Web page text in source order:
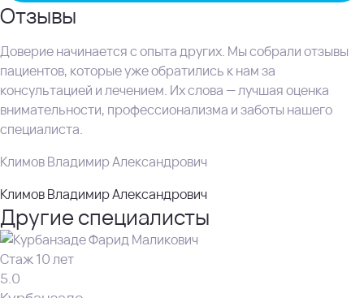
Отзывы
Доверие начинается с опыта других. Мы собрали отзывы
пациентов, которые уже обратились к нам за
консультацией и лечением. Их слова — лучшая оценка
внимательности, профессионализма и заботы нашего
специалиста.
Климов Владимир Александрович
Климов Владимир Александрович
Другие специалисты
Стаж 10 лет
5.0